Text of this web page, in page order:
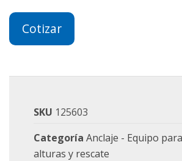
Cotizar
SKU 125603
Categoría Anclaje - Equipo
alturas y rescate